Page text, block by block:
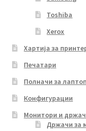
Toshiba
Xerox
Хартија за
Печатари
Полначи за
Конфигурации
Монитори и
Држачи за